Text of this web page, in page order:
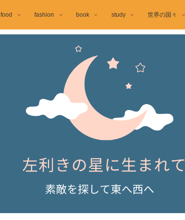
food fashion book study 世界の国々